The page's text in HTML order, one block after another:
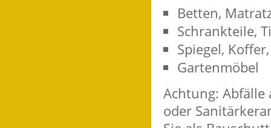
Betten,
Schrankteile,
Spiegel,
Gartenmöbel
Achtung: Abfälle
oder